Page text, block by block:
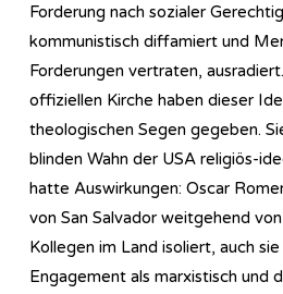
Forderung nach sozialer
kommunistisch diffamiert und
Forderungen vertraten,
offiziellen Kirche haben dieser
theologischen Segen gegeben.
blinden Wahn der USA religiös-
hatte Auswirkungen: Oscar
von San Salvador weitgehend
Kollegen im Land isoliert, auch
Engagement als marxistisch und